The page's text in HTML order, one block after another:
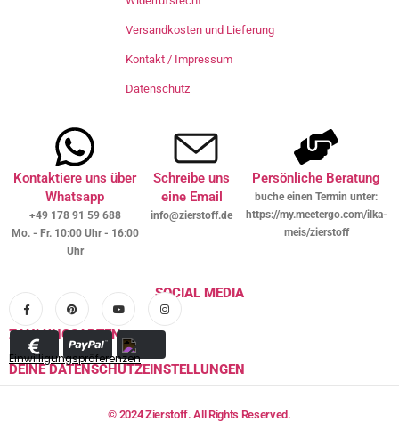
Versandkosten und Lieferung
Kontakt / Impressum
Datenschutz
Kontaktiere uns über
Whatsapp
+49 178 91 59 688
Mo. - Fr. 10:00 Uhr - 16:00
Uhr
Schreibe uns
eine Email
info@zierstoff.de
Persönliche Beratung
buche einen Termin unter:
https://my.meetergo.com/ilka-
meis/zierstoff
SOCIAL MEDIA
ZAHLUNGSARTEN
DEINE DATENSCHUTZEINSTELLUNGEN
Einwilligungspräferenzen
© 2024 Zierstoff. All Rights Reserved.